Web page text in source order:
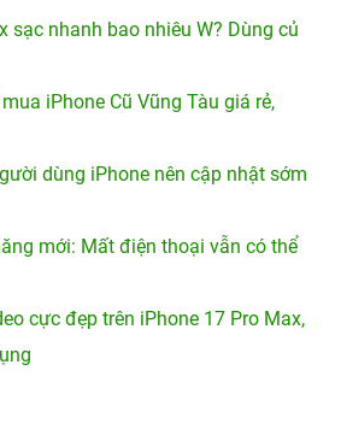
sạc nhanh bao nhiêu W? Dùng củ
iPhone Cũ Vũng Tàu giá rẻ,
dùng iPhone nên cập nhật sớm
mới: Mất điện thoại vẫn có thể
cực đẹp trên iPhone 17 Pro Max,